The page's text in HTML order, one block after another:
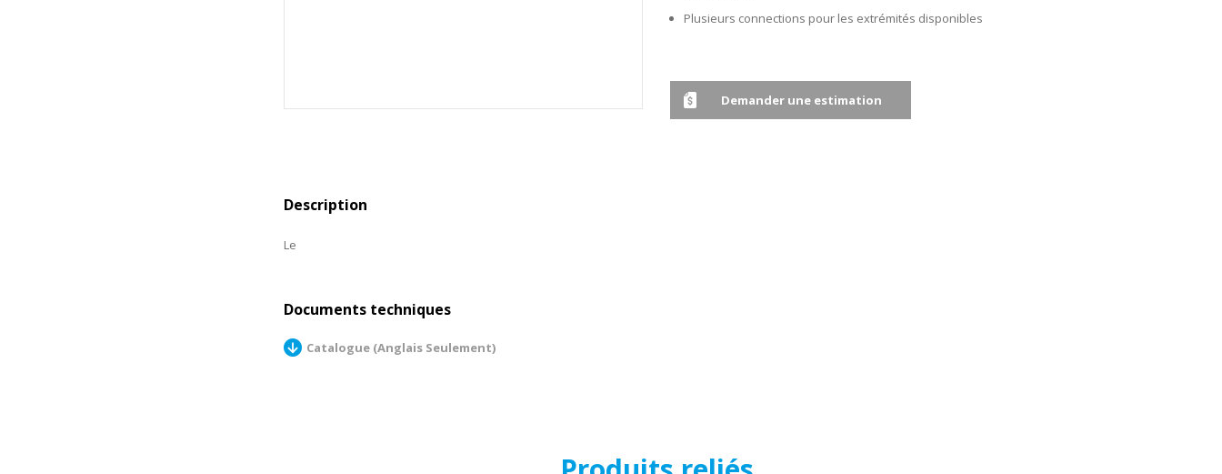
Plusieurs connections pour les extrémités disponibles
Demander une estimation
Description
Le
Documents techniques
Catalogue (Anglais Seulement)